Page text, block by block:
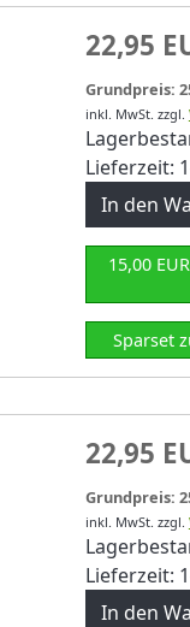
22,95
Grundpreis:
inkl. MwSt. zzgl.
Lieferzeit:
In den
15,00
Sparset
22,95
Grundpreis:
inkl. MwSt. zzgl.
Lieferzeit:
In den